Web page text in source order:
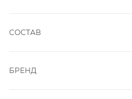
СОСТАВ
БРЕНД